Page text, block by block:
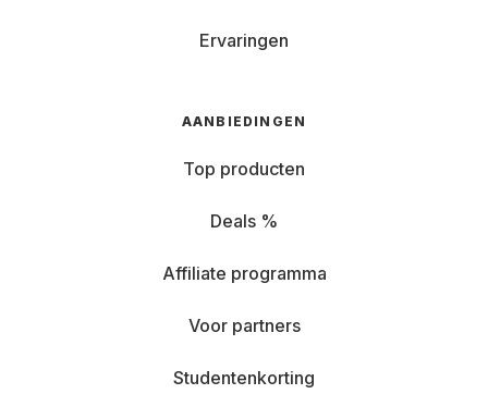
Ervaringen
AANBIEDINGEN
Top producten
Deals %
Affiliate programma
Voor partners
Studentenkorting